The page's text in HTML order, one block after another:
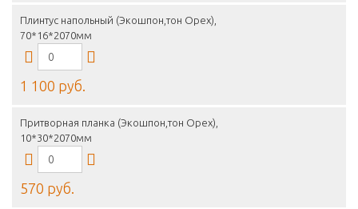
Плинтус напольный (Экошпон,тон Орех),
70*16*2070мм
1 100 руб.
Притворная планка (Экошпон,тон Орех),
10*30*2070мм
570 руб.